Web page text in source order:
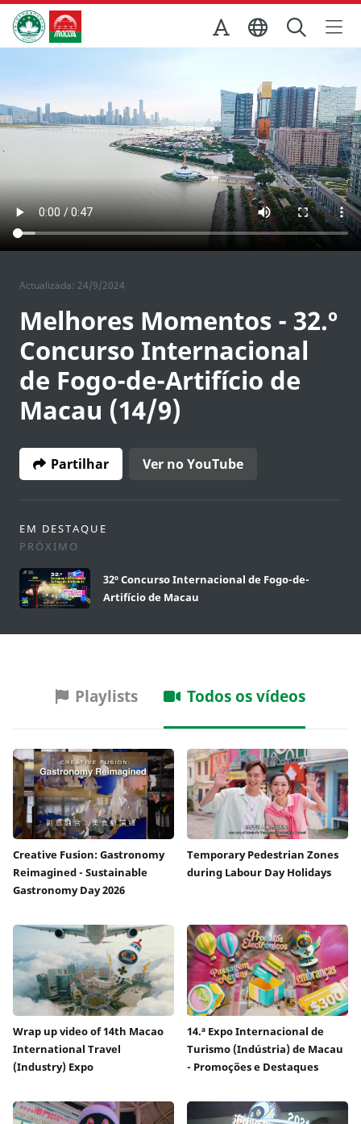
Ir para o conteúdo principal
Direcção dos Serviços de Turismo
Actualizada: 24/9/2024
Melhores Momentos - 32.º
Concurso Internacional
de Fogo-de-Artifício de
Macau (14/9)
Partilhar Ver no YouTube
EM DESTAQUE
PRÓXIMO
32º Concurso Internacional de Fogo-de-
Artifício de Macau
Playlists Todos os vídeos
Creative Fusion: Gastronomy
Reimagined - Sustainable
Gastronomy Day 2026
Temporary Pedestrian Zones
during Labour Day Holidays
Wrap up video of 14th Macao
International Travel
(Industry) Expo
14.ª Expo Internacional de
Turismo (Indústria) de Macau
- Promoções e Destaques